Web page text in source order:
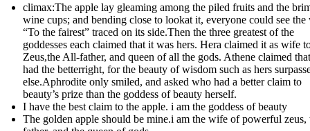
climax:The apple lay gleaming among the piled fruits and the
wine cups; and bending close to lookat it, everyone could see the
“To the fairest” traced on its side.Then the three greatest of the
goddesses each claimed that it was hers. Hera claimed it as wife
Zeus,the All-father, and queen of all the gods. Athene claimed
had the betterright, for the beauty of wisdom such as hers
else.Aphrodite only smiled, and asked who had a better claim to
beauty’s prize than the goddess of beauty herself.
I have the best claim to the apple. i am the goddess of beauty
The golden apple should be mine.i am the wife of powerful zeus,